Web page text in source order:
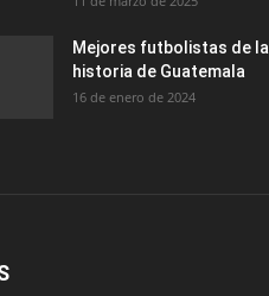
Mejores futbolistas de la
historia de Guatemala
16 de enero de 2024